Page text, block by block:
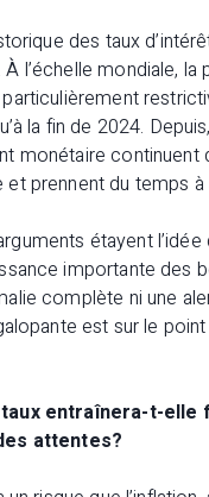
des taux
l’échelle mondiale, la
la fin de 2024.
monétaire
et prennent du temps
étayent l’idée
importante des
complète ni une
est sur le
taux entraînera-t-elle
attentes?